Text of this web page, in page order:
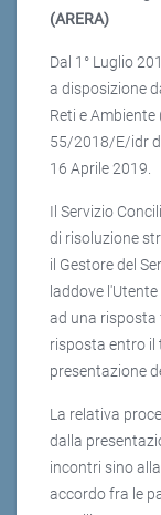
(ARERA)
Dal 1° Luglio
a disposizione
Reti e Ambiente
55/2018/E/idr
16 Aprile 2019.
Il Servizio
di risoluzione
il Gestore del
laddove
ad una risposta
risposta entro il
presentazione
La relativa
dalla
incontri sino
accordo fra le